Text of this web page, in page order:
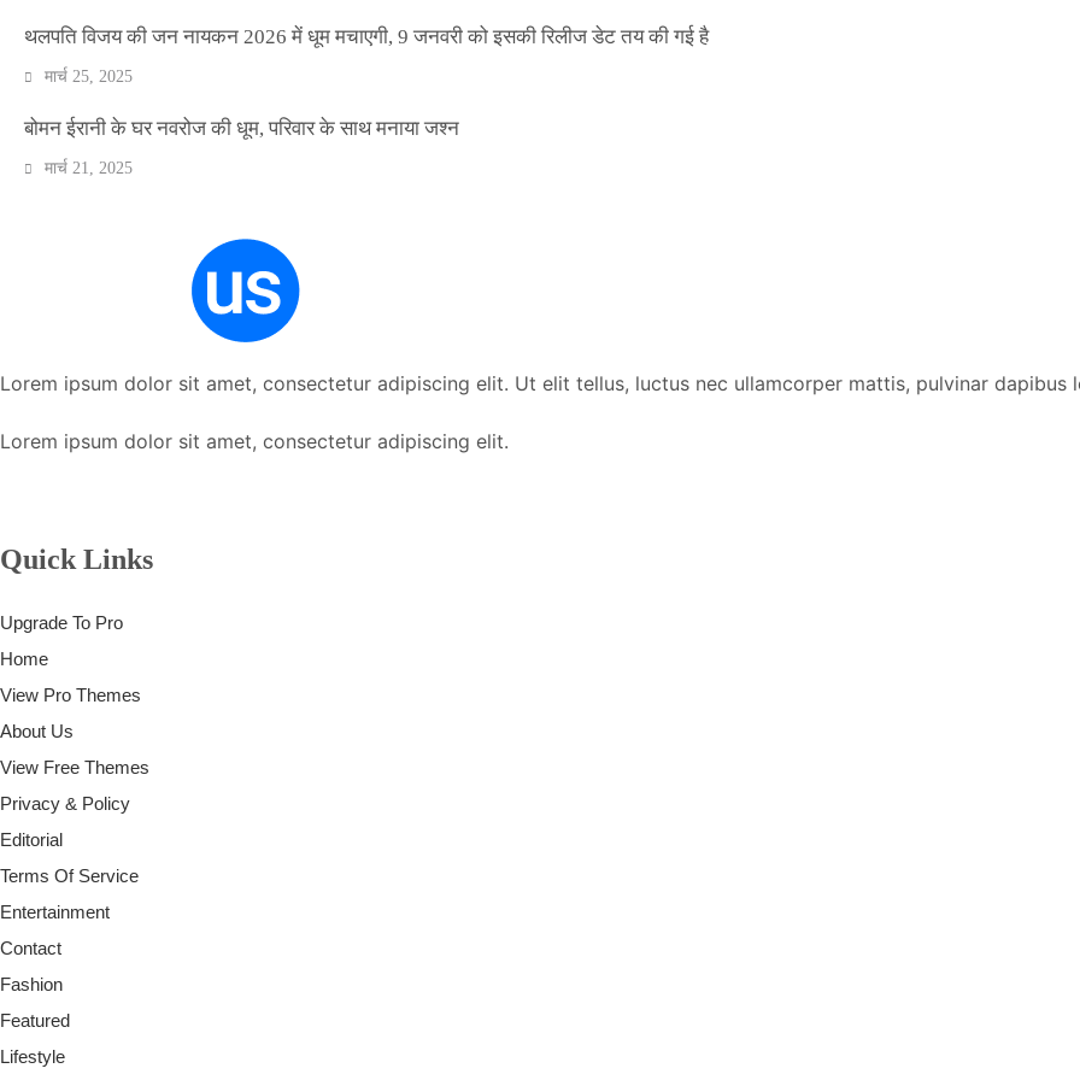
थलपति विजय की जन नायकन 2026 में धूम मचाएगी, 9 जनवरी को इसकी रिलीज डेट तय की गई है
मार्च 25, 2025
बोमन ईरानी के घर नवरोज की धूम, परिवार के साथ मनाया जश्न
मार्च 21, 2025
Lorem ipsum dolor sit amet, consectetur adipiscing elit. Ut elit tellus, luctus nec ullamcorper mattis, pulvinar dapibus
Lorem ipsum dolor sit amet, consectetur adipiscing elit.
Quick Links
Upgrade To Pro
Home
View Pro Themes
About Us
View Free Themes
Privacy & Policy
Editorial
Terms Of Service
Entertainment
Contact
Fashion
Featured
Lifestyle